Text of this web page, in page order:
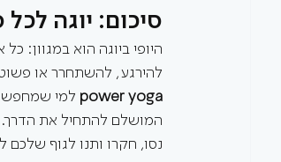
סיכום: יוגה לכל
היופי ביוגה הוא
להירגע, להשתחרר או
power yoga למי שמחפש
המושלם להתחיל את הדרך.
נסו, חקרו ותנו לגוף שלכם